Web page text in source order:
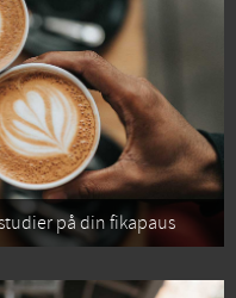
på din fikapaus